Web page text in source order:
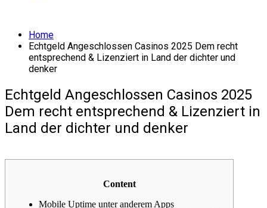
Home
Echtgeld Angeschlossen Casinos 2025 Dem recht
entsprechend & Lizenziert in Land der dichter und
denker
Echtgeld Angeschlossen Casinos 2025
Dem recht entsprechend & Lizenziert in
Land der dichter und denker
Content
Mobile Uptime unter anderem Apps